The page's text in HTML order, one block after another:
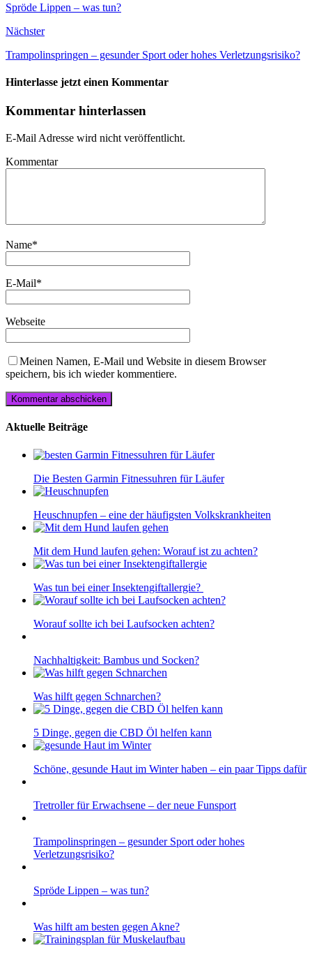
Spröde Lippen – was tun?
Nächster
Trampolinspringen – gesunder Sport oder hohes Verletzungsrisiko?
Hinterlasse jetzt einen Kommentar
Kommentar hinterlassen
E-Mail Adresse wird nicht veröffentlicht.
Kommentar
Name*
E-Mail*
Webseite
Meinen Namen, E-Mail und Website in diesem Browser
speichern, bis ich wieder kommentiere.
Aktuelle Beiträge
Die Besten Garmin Fitnessuhren für Läufer
Heuschnupfen – eine der häufigsten Volkskrankheiten
Mit dem Hund laufen gehen: Worauf ist zu achten?
Was tun bei einer Insektengiftallergie?
Worauf sollte ich bei Laufsocken achten?
Nachhaltigkeit: Bambus und Socken?
Was hilft gegen Schnarchen?
5 Dinge, gegen die CBD Öl helfen kann
Schöne, gesunde Haut im Winter haben – ein paar Tipps dafür
Tretroller für Erwachsene – der neue Funsport
Trampolinspringen – gesunder Sport oder hohes
Verletzungsrisiko?
Spröde Lippen – was tun?
Was hilft am besten gegen Akne?